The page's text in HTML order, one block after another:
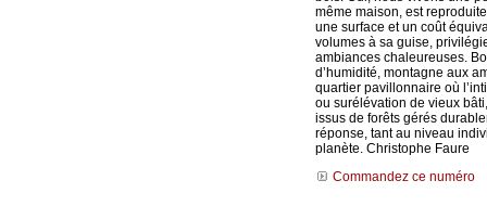
même maison, est
une surface et un coût
volumes à sa guise,
ambiances chaleureuses.
d’humidité, montagne aux
quartier pavillonnaire où
ou surélévation de vieux
issus de forêts gérés
réponse, tant au niveau
planète. Christophe Faure
Commandez ce numéro